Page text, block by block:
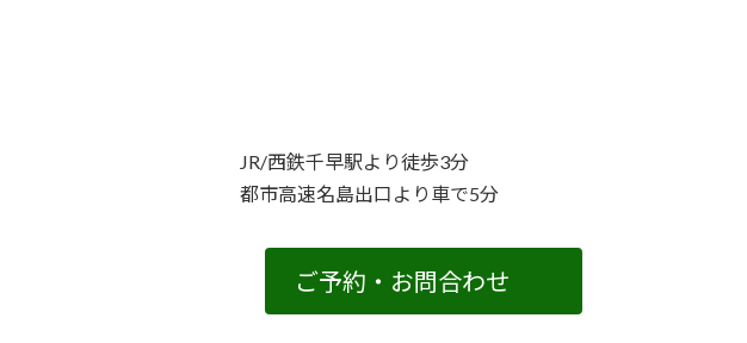
JR/西鉄千早駅より徒歩3分
都市高速名島出口より車で5分
ご予約・お問合わせ